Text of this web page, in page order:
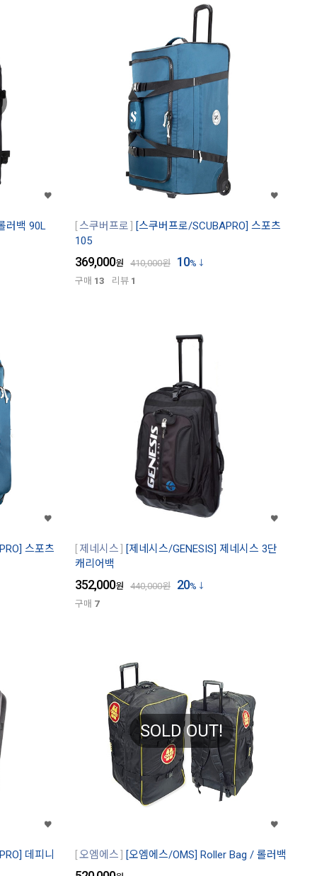
러백 90L 스쿠버프로
[스쿠버프로/SCUBAPRO] 스포츠
105
369,000원 410,000원 10%
구매 13 리뷰 1
스포츠 제네시스
[제네시스/GENESIS] 제네시스 3단
캐리어백
352,000원 440,000원 20%
구매 7
데피니
SOLD OUT!
오엠에스 [오엠에스/OMS] Roller Bag / 롤러백